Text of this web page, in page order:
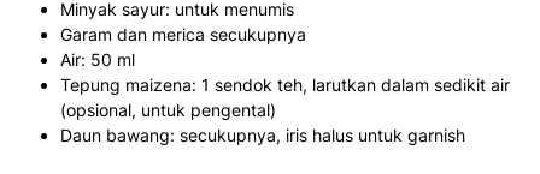
Minyak sayur: untuk menumis
Garam dan merica secukupnya
Air: 50 ml
Tepung maizena: 1 sendok teh, larutkan dalam sedikit air
(opsional, untuk pengental)
Daun bawang: secukupnya, iris halus untuk garnish